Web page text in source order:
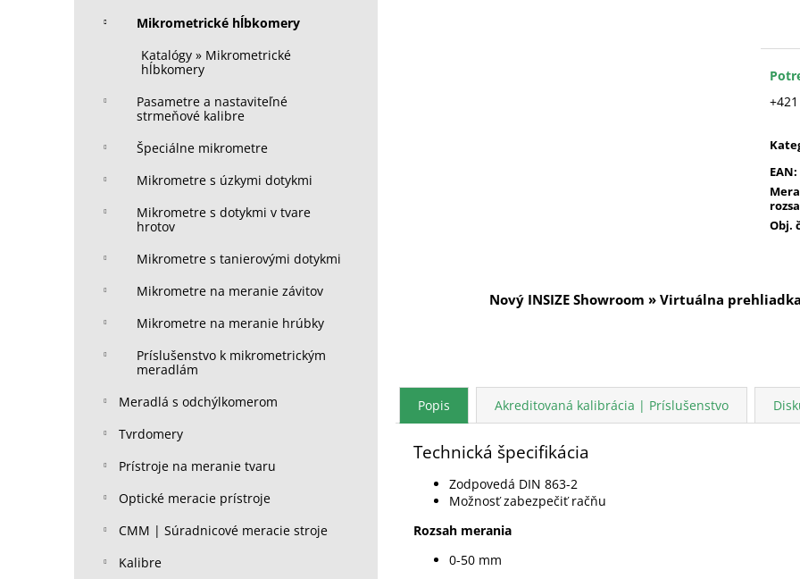
Mikrometrické hĺbkomery
Katalógy » Mikrometrické
hĺbkomery
Pasametre a nastaviteľné
strmeňové kalibre
Špeciálne mikrometre
Mikrometre s úzkymi dotykmi
Mikrometre s dotykmi v tvare
hrotov
Mikrometre s tanierovými dotykmi
Mikrometre na meranie závitov
Mikrometre na meranie hrúbky
Príslušenstvo k mikrometrickým
meradlám
Meradlá s odchýlkomerom
Tvrdomery
Prístroje na meranie tvaru
Optické meracie prístroje
CMM | Súradnicové meracie stroje
Kalibre
EAN:
Obj.
Nový INSIZE Showroom » Virtuálna
Popis Akreditovaná kalibrácia | Príslušenstvo
Technická špecifikácia
Zodpovedá DIN 863-2
Možnosť zabezpečiť račňu
Rozsah merania
0-50 mm